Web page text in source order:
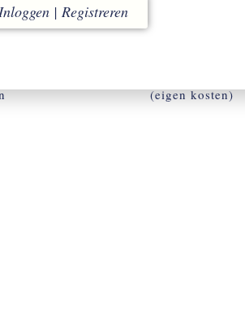
(eigen kosten)
Inloggen | Registreren